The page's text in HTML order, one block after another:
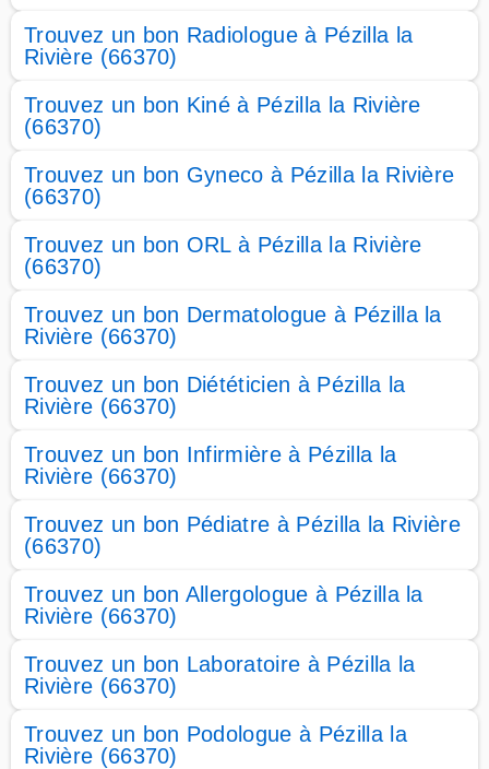
Trouvez un bon Radiologue à Pézilla la
Rivière (66370)
Trouvez un bon Kiné à Pézilla la Rivière
(66370)
Trouvez un bon Gyneco à Pézilla la Rivière
(66370)
Trouvez un bon ORL à Pézilla la Rivière
(66370)
Trouvez un bon Dermatologue à Pézilla la
Rivière (66370)
Trouvez un bon Diététicien à Pézilla la
Rivière (66370)
Trouvez un bon Infirmière à Pézilla la
Rivière (66370)
Trouvez un bon Pédiatre à Pézilla la Rivière
(66370)
Trouvez un bon Allergologue à Pézilla la
Rivière (66370)
Trouvez un bon Laboratoire à Pézilla la
Rivière (66370)
Trouvez un bon Podologue à Pézilla la
Rivière (66370)